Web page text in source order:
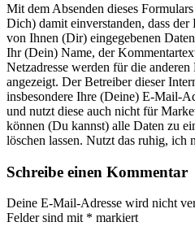
Mit dem Absenden dieses
Dich) damit einverstanden, dass
von Ihnen (Dir) eingegebenen
Ihr (Dein) Name, der
Netzadresse werden für die anderen
angezeigt. Der Betreiber dieser
insbesondere Ihre (Deine) E-Mail-
und nutzt diese auch nicht für
können (Du kannst) alle Daten zu
löschen lassen. Nutzt das ruhig, ich
Schreibe einen Kommentar
Deine E-Mail-Adresse wird nicht
Felder sind mit * markiert